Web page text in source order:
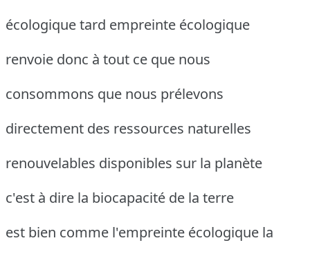
écologique tard empreinte écologique
renvoie donc à tout ce que nous
consommons que nous prélevons
directement des ressources naturelles
renouvelables disponibles sur la planète
c'est à dire la biocapacité de la terre
est bien comme l'empreinte écologique la